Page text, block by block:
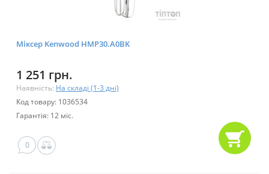
Міксер Kenwood HMP30.A0BK
1 251 грн.
Наявність: На складі (1-3 дні)
Код товару: 1036534
Гарантія: 12 міс.
0